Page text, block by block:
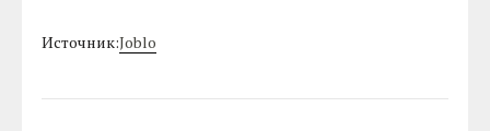
Источник:Joblo